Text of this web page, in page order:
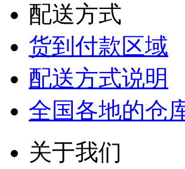
配送方式
货到付款区域
配送方式说明
全国各地的仓
关于我们